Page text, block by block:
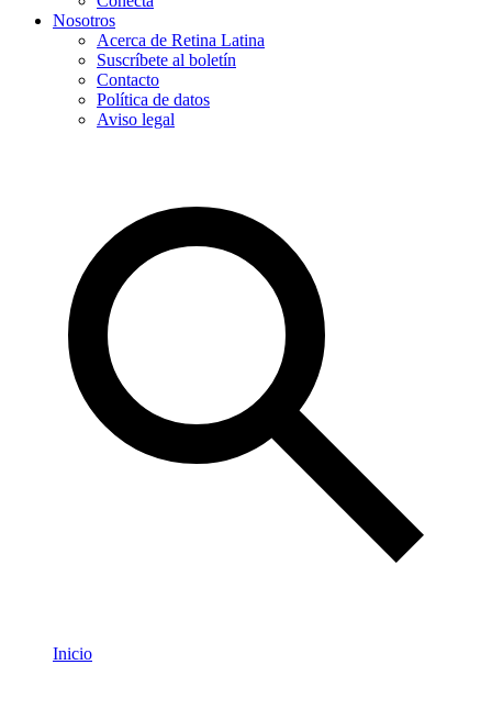
Nosotros
Acerca de Retina Latina
Suscríbete al boletín
Contacto
Política de datos
Aviso legal
Inicio